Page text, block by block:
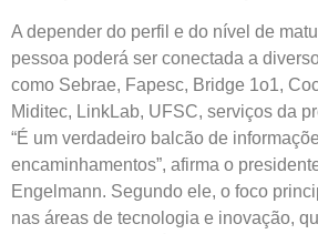
A depender do perfil e do nível de
pessoa poderá ser conectada a
como Sebrae, Fapesc, Bridge 1o1,
Miditec, LinkLab, UFSC, serviços da
“É um verdadeiro balcão de
encaminhamentos”, afirma o
Engelmann. Segundo ele, o foco
nas áreas de tecnologia e inovação,